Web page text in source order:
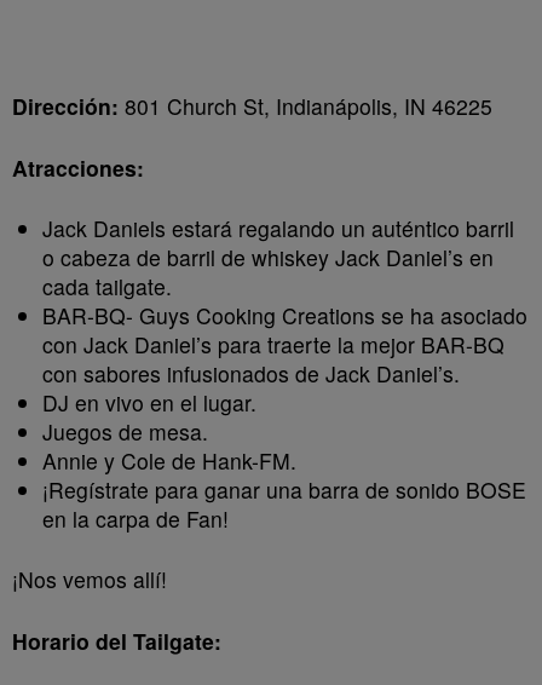
Dirección: 801 Church St, Indianápolis, IN 46225
Atracciones:
Jack Daniels estará regalando un auténtico barril
o cabeza de barril de whiskey Jack Daniel’s en
cada tailgate.
BAR-BQ- Guys Cooking Creations se ha asociado
con Jack Daniel’s para traerte la mejor BAR-BQ
con sabores infusionados de Jack Daniel’s.
DJ en vivo en el lugar.
Juegos de mesa.
Annie y Cole de Hank-FM.
¡Regístrate para ganar una barra de sonido BOSE
en la carpa de Fan!
¡Nos vemos allí!
Horario del Tailgate: